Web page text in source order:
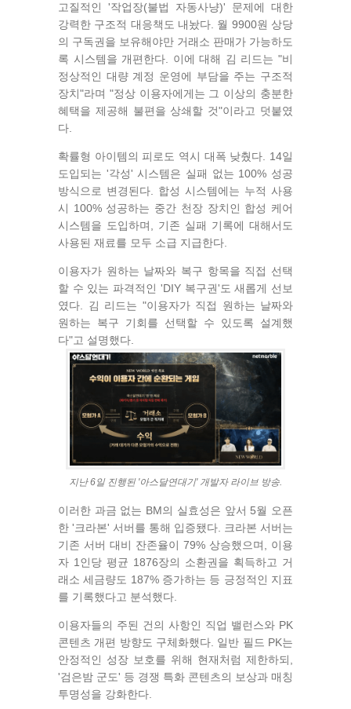
고질적인 '작업장(불법 자동사냥)' 문제에 대한
강력한 구조적 대응책도 내놨다. 월 9900원 상당
의 구독권을 보유해야만 거래소 판매가 가능하도
록 시스템을 개편한다. 이에 대해 김 리드는 "비
정상적인 대량 계정 운영에 부담을 주는 구조적
장치"라며 "정상 이용자에게는 그 이상의 충분한
혜택을 제공해 불편을 상쇄할 것"이라고 덧붙였
다.
확률형 아이템의 피로도 역시 대폭 낮췄다. 14일
도입되는 '각성' 시스템은 실패 없는 100% 성공
방식으로 변경된다. 합성 시스템에는 누적 사용
시 100% 성공하는 중간 천장 장치인 합성 케어
시스템을 도입하며, 기존 실패 기록에 대해서도
사용된 재료를 모두 소급 지급한다.
이용자가 원하는 날짜와 복구 항목을 직접 선택
할 수 있는 파격적인 'DIY 복구권'도 새롭게 선보
였다. 김 리드는 "이용자가 직접 원하는 날짜와
원하는 복구 기회를 선택할 수 있도록 설계했
다"고 설명했다.
지난 6일 진행된 '아스달연대기' 개발자 라이브 방송.
이러한 과금 없는 BM의 실효성은 앞서 5월 오픈
한 '크라본' 서버를 통해 입증됐다. 크라본 서버는
기존 서버 대비 잔존율이 79% 상승했으며, 이용
자 1인당 평균 1876장의 소환권을 획득하고 거
래소 세금량도 187% 증가하는 등 긍정적인 지표
를 기록했다고 분석했다.
이용자들의 주된 건의 사항인 직업 밸런스와 PK
콘텐츠 개편 방향도 구체화했다. 일반 필드 PK는
안정적인 성장 보호를 위해 현재처럼 제한하되,
'검은밤 군도' 등 경쟁 특화 콘텐츠의 보상과 매칭
투명성을 강화한다.